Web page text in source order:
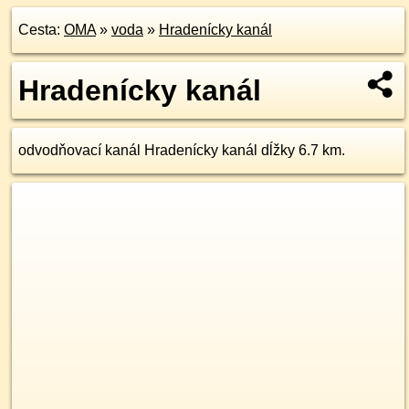
Cesta: OMA» voda » Hradenícky kanál
Hradenícky kanál
odvodňovací kanál Hradenícky kanál dĺžky 6.7 km.